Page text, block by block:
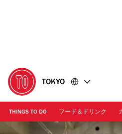
に
移
動
移
動
TOKYO
THINGS TO DO フード＆ドリンク